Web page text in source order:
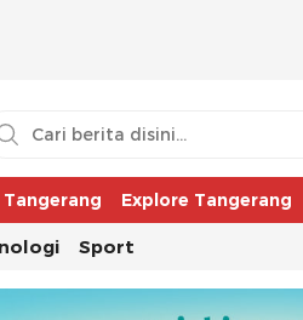
Explore Tangerang
Sport